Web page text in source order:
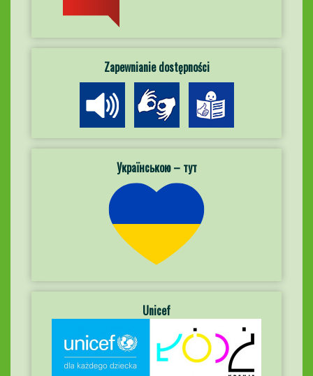
Zapewnianie dostępności
Українською – тут
Unicef